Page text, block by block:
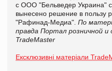
с ООО "Бельведер Украина"
вынесено решение в пользу
"Рафинад-Медиа". По
правда Портал розничной и
TradeMaster
Ексклюзивні матеріали